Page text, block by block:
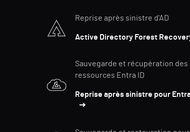
Reprise après sinistre d'AD
Active Directory Forest
Sauvegarde et récupération des
ressources Entra ID
Reprise après sinistre pour